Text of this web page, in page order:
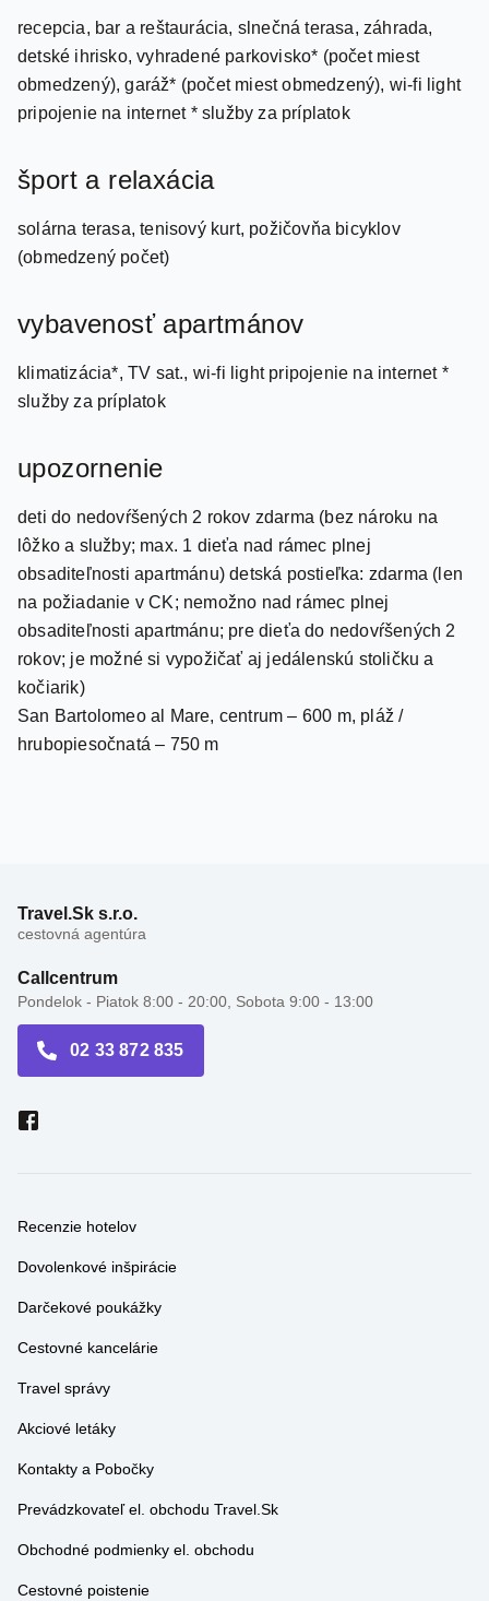
obmedzený), garáž* (počet miest obmedzený), wi-fi light
pripojenie na internet * služby za príplatok
solárna terasa, tenisový kurt, požičovňa bicyklov
klimatizácia*, TV sat., wi-fi light pripojenie na internet *
deti do nedovŕšených 2 rokov zdarma (bez nároku na
obsaditeľnosti apartmánu) detská postieľka: zdarma (len
na požiadanie v CK; nemožno nad rámec plnej
obsaditeľnosti apartmánu; pre dieťa do nedovŕšených 2
rokov; je možné si vypožičať aj jedálenskú stoličku a
kočiarik)
San Bartolomeo al Mare, centrum – 600 m, pláž /
hrubopiesočnatá – 750 m
Callcentrum
02 33 872 835
Dovolenkové inšpirácie
Darčekové poukážky
Cestovné kancelárie
Travel správy
Akciové letáky
Kontakty a Pobočky
Prevádzkovateľ el. obchodu Travel.Sk
Obchodné podmienky el. obchodu
Cestovné poistenie
GDPR - Podmienky a informácie